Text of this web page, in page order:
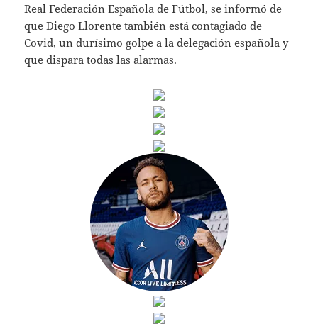
Real Federación Española de Fútbol, se informó de
que Diego Llorente también está contagiado de
Covid, un durísimo golpe a la delegación española y
que dispara todas las alarmas.